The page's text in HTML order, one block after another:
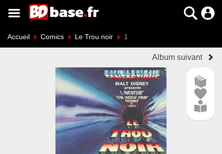
Accueil Comics Le Trou noir 1
Album suivant